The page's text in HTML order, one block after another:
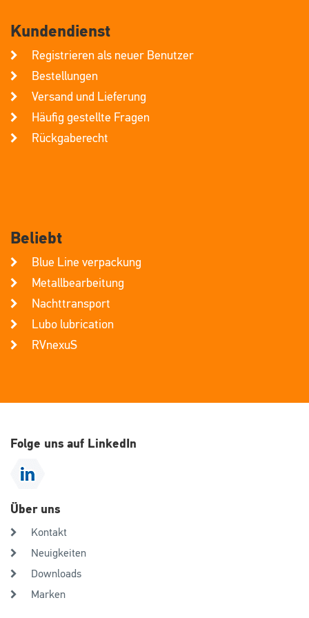
Kundendienst
Registrieren als neuer Benutzer
Bestellungen
Versand und Lieferung
Häufig gestellte Fragen
Rückgaberecht
Beliebt
Blue Line verpackung
Metallbearbeitung
Nachttransport
Lubo lubrication
RVnexuS
Folge uns auf LinkedIn
Über uns
Kontakt
Neuigkeiten
Downloads
Marken